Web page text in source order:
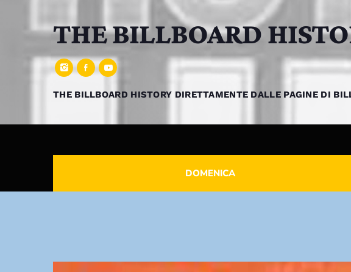
THE BILLBOARD
THE BILLBOARD HISTORY DIRETTAMENTE DALLE PAGINE DI
DOMENICA